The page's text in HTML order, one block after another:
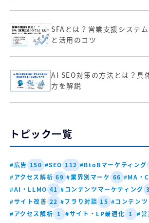
SFAとは？営業支援システ
と活用のコツ
AI SEO対策の方法とは？具
方を解説
トピック一覧
#広告 150 #SEO 112 #BtoBマーケティング
#アクセス解析 69 #業界別マーケ 66 #MA・
#AI・LLMO 41 #コンテンツマーケティング
#サイト改善 22 #フラり対談 15 #コンテンツ
#アクセス解析 1 #サイト・LP最適化 1 #営